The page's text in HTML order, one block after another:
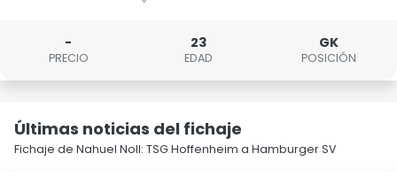
-
PRECIO
23
EDAD
GK
POSICIÓN
Últimas noticias del fichaje
Fichaje de Nahuel Noll: TSG Hoffenheim a Hamburger SV